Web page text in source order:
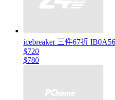
icebreaker 三件67折
$720
$780